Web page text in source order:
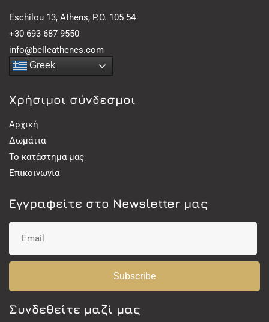
Eschilou 13, Athens, P.O. 105 54
+30 693 687 9550
info@belleathenes.com
Greek
Χρήσιμοι σύνδεσμοι
Αρχική
Δωμάτια
Το κατάστημα μας
Επικοινωνία
Εγγραφείτε στο Newsletter μας
Subscribe
Συνδεθείτε μαζί μας